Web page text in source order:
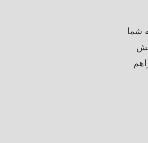
شما